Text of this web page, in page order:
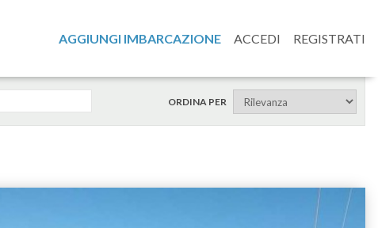
AGGIUNGI IMBARCAZIONE ACCEDI REGISTRATI
ORDINA PER